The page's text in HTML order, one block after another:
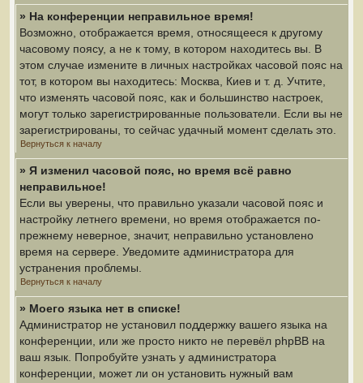
» На конференции неправильное время!
Возможно, отображается время, относящееся к другому
часовому поясу, а не к тому, в котором находитесь вы. В
этом случае измените в личных настройках часовой пояс на
тот, в котором вы находитесь: Москва, Киев и т. д. Учтите,
что изменять часовой пояс, как и большинство настроек,
могут только зарегистрированные пользователи. Если вы не
зарегистрированы, то сейчас удачный момент сделать это.
Вернуться к началу
» Я изменил часовой пояс, но время всё равно
неправильное!
Если вы уверены, что правильно указали часовой пояс и
настройку летнего времени, но время отображается по-
прежнему неверное, значит, неправильно установлено
время на сервере. Уведомите администратора для
устранения проблемы.
Вернуться к началу
» Моего языка нет в списке!
Администратор не установил поддержку вашего языка на
конференции, или же просто никто не перевёл phpBB на
ваш язык. Попробуйте узнать у администратора
конференции, может ли он установить нужный вам